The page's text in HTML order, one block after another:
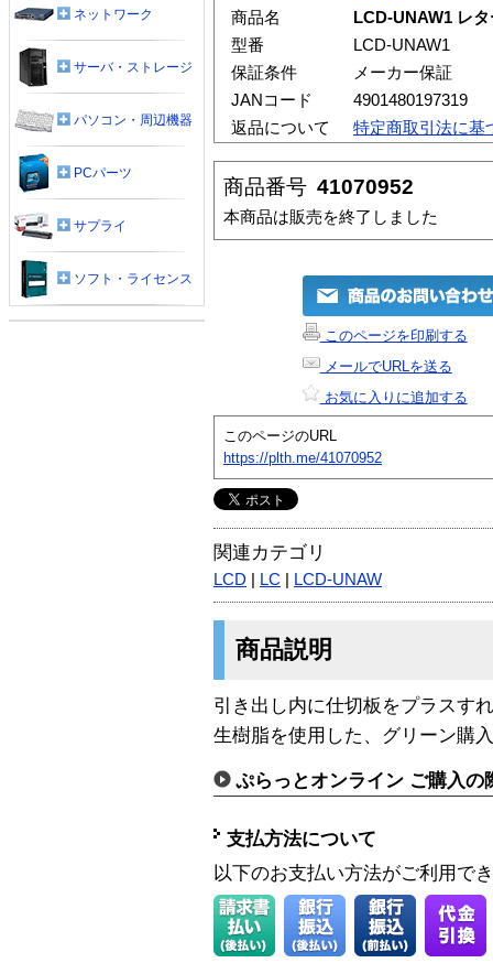
商品名
LCD-UNAW1 レ
型番
LCD-UNAW1
保証条件
メーカー保証
JANコード
4901480197319
返品について
特定商取引法に基
商品番号 41070952
本商品は販売を終了しました
このページを印刷する
メールでURLを送る
お気に入りに追加する
このページのURL
https://plth.me/41070952
関連カテゴリ
LCD LC LCD-UNAW
商品説明
引き出し内に仕切板をプラスす
生樹脂を使用した、グリーン購
ぷらっとオンライン ご購入の
支払方法について
以下のお支払い方法がご利用で
ネットワーク
サーバ・ストレージ
パソコン・周辺機器
PCパーツ
サプライ
ソフト・ライセンス